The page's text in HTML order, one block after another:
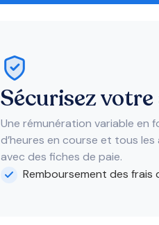
Sécurisez
Une rémunération variable en
d’heures en course et tous les
avec des fiches de paie.
Remboursement des frais